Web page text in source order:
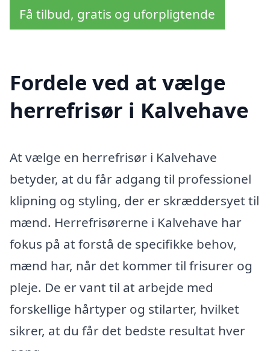
Få tilbud, gratis og uforpligtende
Fordele ved at vælge
herrefrisør i Kalvehave
At vælge en herrefrisør i Kalvehave
betyder, at du får adgang til professionel
klipning og styling, der er skræddersyet til
mænd. Herrefrisørerne i Kalvehave har
fokus på at forstå de specifikke behov,
mænd har, når det kommer til frisurer og
pleje. De er vant til at arbejde med
forskellige hårtyper og stilarter, hvilket
sikrer, at du får det bedste resultat hver